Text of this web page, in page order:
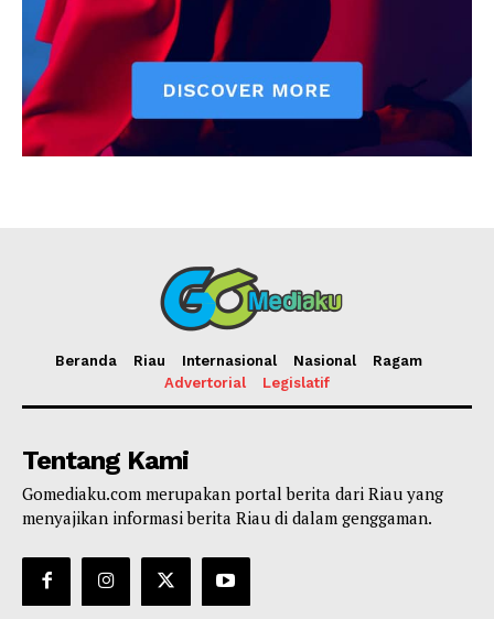
Beranda Riau Internasional Nasional
Ragam
Advertorial
Legislatif
Tentang Kami
Gomediaku.com merupakan portal berita dari Riau yang
menyajikan informasi berita Riau di dalam genggaman.